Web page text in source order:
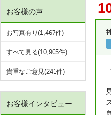
お客様の声
お写真有り(1,467件)
すべて見る(10,905件)
貴重なご意見(241件)
お客様インタビュー